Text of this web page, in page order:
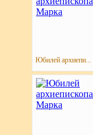
Юбилей архиепи...